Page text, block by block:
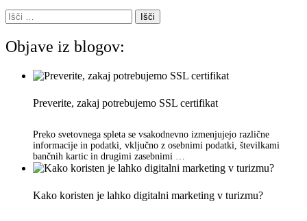
Išči:
Objave iz blogov:
Preverite, zakaj potrebujemo SSL certifikat
Preko svetovnega spleta se vsakodnevno izmenjujejo različne
informacije in podatki, vključno z osebnimi podatki, številkami
bančnih kartic in drugimi zasebnimi …
Kako koristen je lahko digitalni marketing v turizmu?